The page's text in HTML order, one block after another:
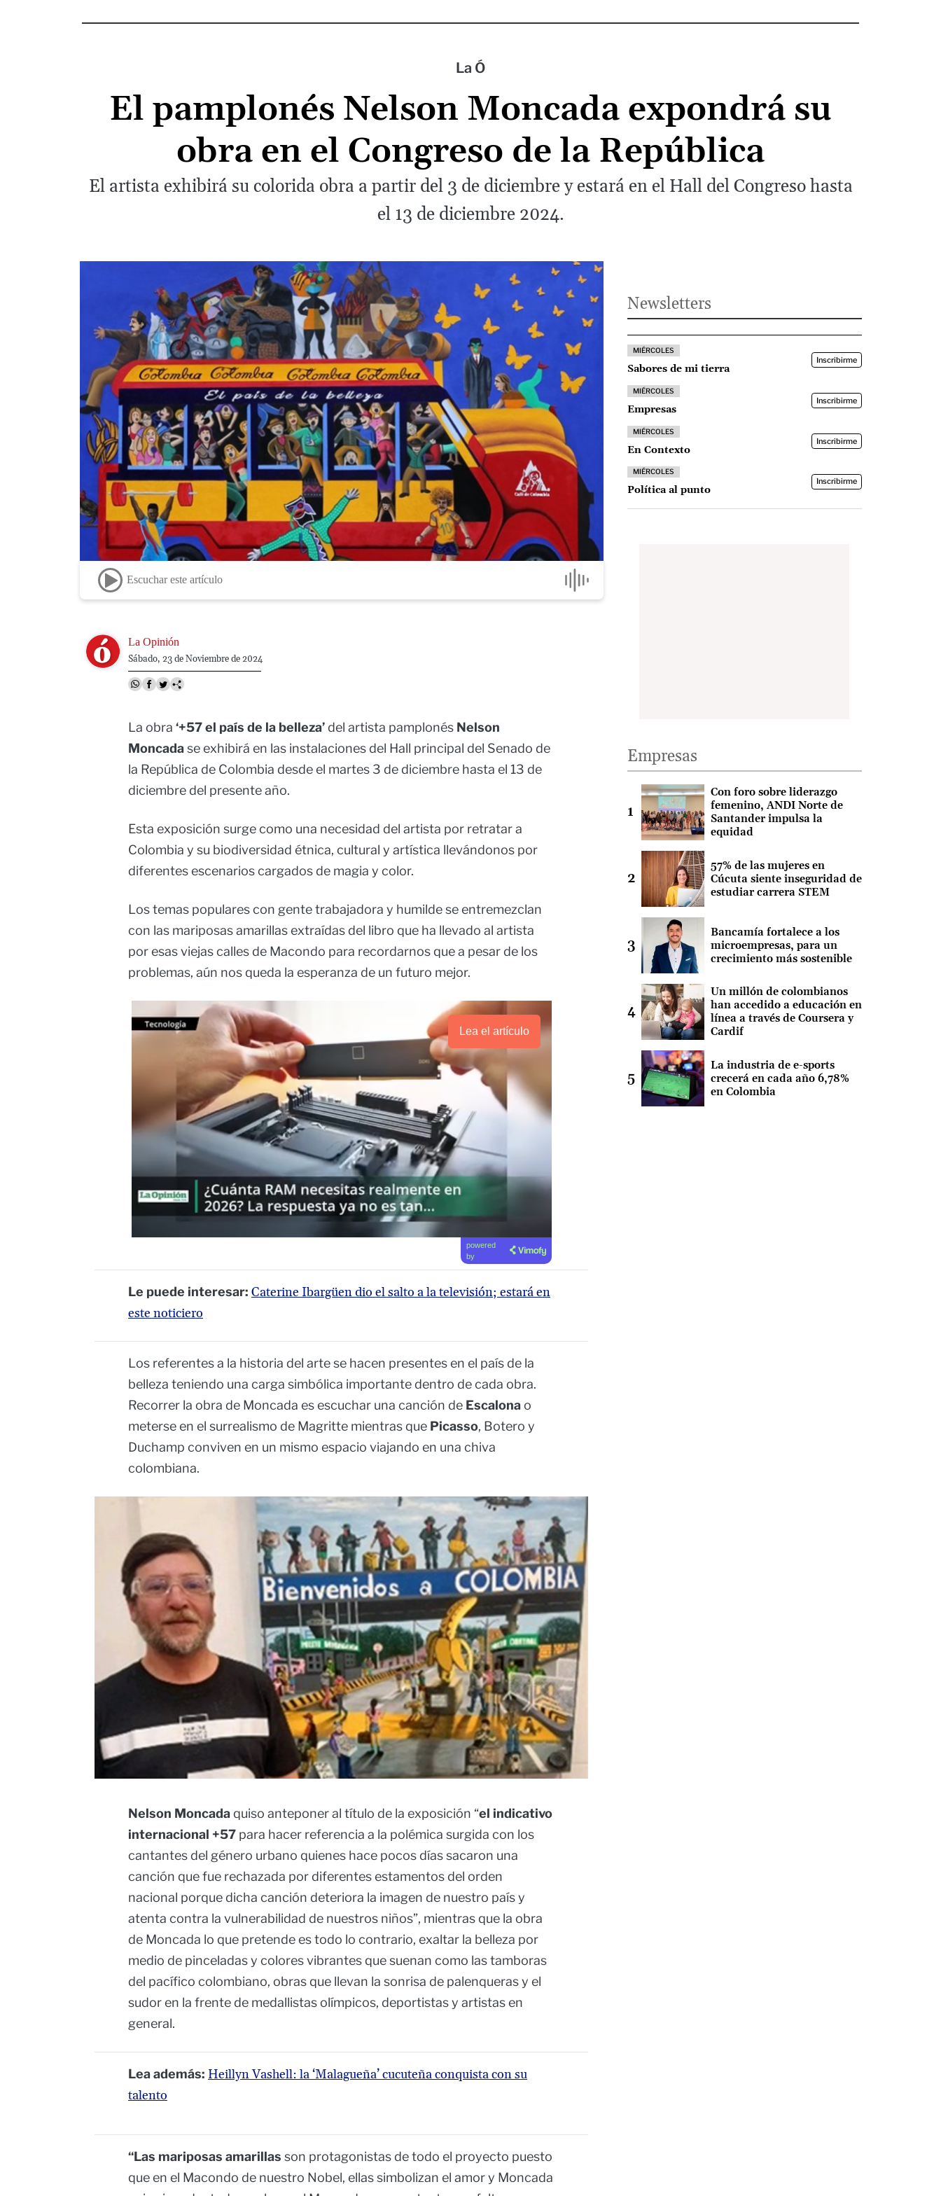
La Ó
El pamplonés Nelson Moncada expondrá su
obra en el Congreso de la República
El artista exhibirá su colorida obra a partir del 3 de diciembre y estará en el Hall del Congreso hasta
el 13 de diciembre 2024.
Escuchar este artículo
Image La Opinión
Sábado, 23 de Noviembre de 2024
La obra ‘+57 el país de la belleza’del artista pamplonés Nelson
Moncadase exhibirá en las instalaciones del Hall principal del Senado de
la República de Colombia desde el martes 3 de diciembre hasta el 13 de
diciembre del presente año.
Esta exposición surge como una necesidad del artista por retratar a
Colombia y su biodiversidad étnica, cultural y artística llevándonos por
diferentes escenarios cargados de magia y color.
Los temas populares con gente trabajadora y humilde se entremezclan
con las mariposas amarillas extraídas del libro que ha llevado al artista
por esas viejas calles de Macondo para recordarnos que a pesar de los
problemas, aún nos queda la esperanza de un futuro mejor.
Lea el artículo
powered
by
Le puede interesar: Caterine Ibargüen dio el salto a la televisión; estará en
este noticiero
Los referentes a la historia del arte se hacen presentes en el país de la
belleza teniendo una carga simbólica importante dentro de cada obra.
Recorrer la obra de Moncada es escuchar una canción de Escalonao
meterse en el surrealismo de Magritte mientras que Picasso, Botero y
Duchamp conviven en un mismo espacio viajando en una chiva
colombiana.
Nelson Moncada quiso anteponer al título de la exposición “el indicativo
internacional +57 para hacer referencia a la polémica surgida con los
cantantes del género urbano quienes hace pocos días sacaron una
canción que fue rechazada por diferentes estamentos del orden
nacional porque dicha canción deteriora la imagen de nuestro país y
atenta contra la vulnerabilidad de nuestros niños”, mientras que la obra
de Moncada lo que pretende es todo lo contrario, exaltar la belleza por
medio de pinceladas y colores vibrantes que suenan como las tamboras
del pacífico colombiano, obras que llevan la sonrisa de palenqueras y el
sudor en la frente de medallistas olímpicos, deportistas y artistas en
general.
Lea además: Heillyn Vashell: la ‘Malagueña’ cucuteña conquista con su
talento
“Las mariposas amarillas son protagonistas de todo el proyecto puesto
que en el Macondo de nuestro Nobel, ellas simbolizan el amor y Moncada
Newsletters
MIÉRCOLES
Sabores de mi tierra
Inscribirme
MIÉRCOLES
Empresas
Inscribirme
MIÉRCOLES
En Contexto
Inscribirme
MIÉRCOLES
Política al punto
Inscribirme
Empresas
Con foro sobre liderazgo
femenino, ANDI Norte de
Santander impulsa la
equidad
57% de las mujeres en
Cúcuta siente inseguridad de
estudiar carrera STEM
Bancamía fortalece a los
microempresas, para un
crecimiento más sostenible
Un millón de colombianos
han accedido a educación en
línea a través de Coursera y
Cardif
La industria de e-sports
crecerá en cada año 6,78%
en Colombia